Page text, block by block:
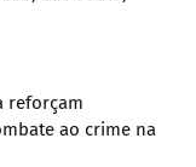
reforçam
ao crime na